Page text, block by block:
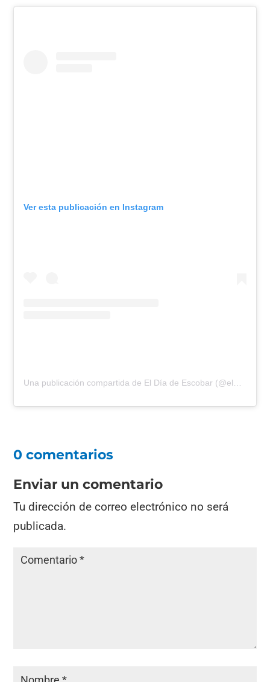
Ver esta publicación en Instagram
0 comentarios
Enviar un comentario
Tu dirección de correo electrónico no será
publicada.